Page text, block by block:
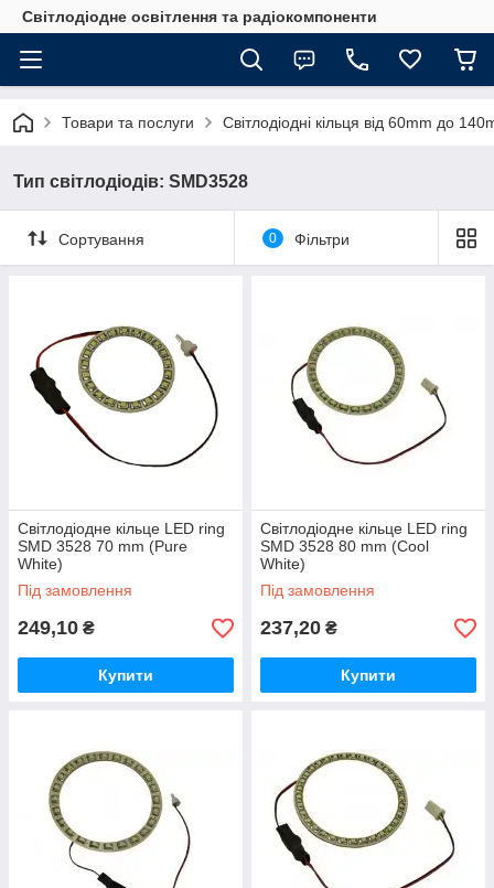
Світлодіодне освітлення та радіокомпоненти
Товари та послуги Світлодіодні кільця від 60mm до
Тип світлодіодів: SMD3528
Сортування 0 Фільтри
Світлодіодне кільце LED ring
SMD 3528 70 mm (Pure
White)
Під замовлення
249,10 ₴
Купити
Світлодіодне кільце LED ring
SMD 3528 80 mm (Cool
White)
Під замовлення
237,20 ₴
Купити